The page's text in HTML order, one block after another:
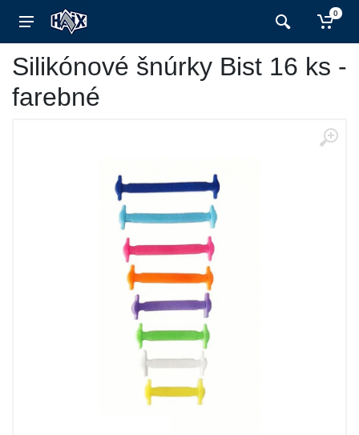
0
Silikónové šnúrky Bist 16 ks -
farebné